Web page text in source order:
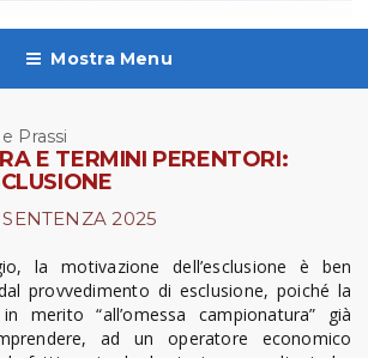
Mostra Menu
Prassi
E TERMINI PERENTORI:
2025
la motivazione dell’esclusione è ben
provvedimento di esclusione, poiché la
merito “all’omessa campionatura” già
ad un operatore economico